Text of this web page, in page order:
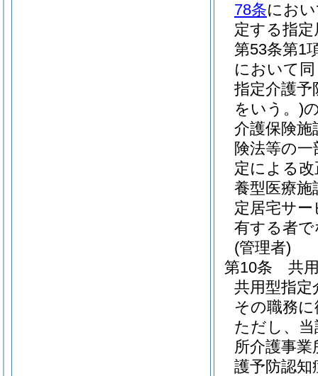
78条にお
定する指
第53条第1
において
指定介護予
をいう。)
介護保険
険法等の
定による
養型医療施
定居宅サ
有する者
(管理者)
第10条
共
共用型指定
その職務
ただし、
所介護事
護予防認知